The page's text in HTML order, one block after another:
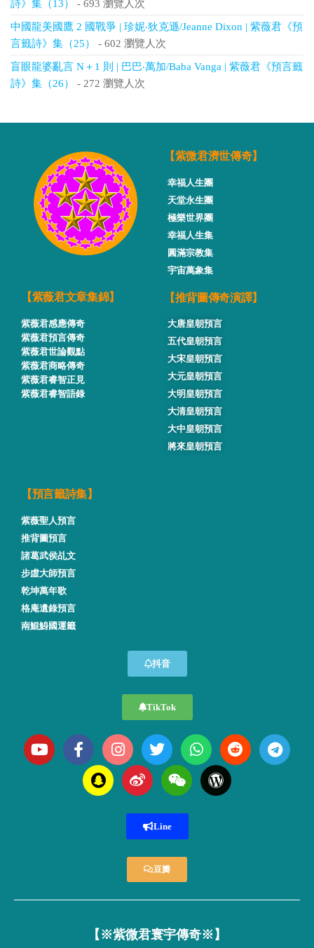
詩》集（13）
- 693 瀏覽人次
中國龍美國鷹 2 國戰爭 | 珍妮‧狄克遜/Jeanne Dixon | 紫薇君《預
言籤詩》集（25）
- 602 瀏覽人次
盲眼龍婆亂言 N＋1 則 | 巴巴‧萬加/Baba Vanga | 紫薇君《預言籤
詩》集（26）
- 272 瀏覽人次
【紫微君濟世傳奇】
幸福人生團
天堂永生團
極樂世界團
幸福人生集
圓滿宗教集
宇宙萬象集
【紫薇君文章集錦】
紫薇君感應傳奇
紫薇君預言傳奇
紫薇君世論觀點
紫薇君商略傳奇
紫薇君睿智正見
紫薇君睿智語錄
【推背圖傳奇演譯】
大唐皇朝預言
五代皇朝預言
大宋皇朝預言
大元皇朝預言
大明皇朝預言
大清皇朝預言
大中皇朝預言
將來皇朝預言
【預言籤詩集】
紫薇聖人預言
推背圖預言
諸葛武侯乩文
步虛大師預言
乾坤萬年歌
格庵遺錄預言
南鯤鯓國運籤
抖音
TikTok
Line
豆瓣
【※紫微君寰宇傳奇※】